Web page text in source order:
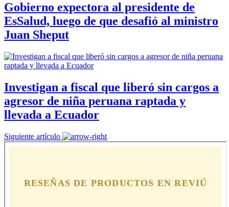
Gobierno expectora al presidente de
EsSalud, luego de que desafió al ministro
Juan Sheput
Investigan a fiscal que liberó sin cargos a
agresor de niña peruana raptada y
llevada a Ecuador
Siguiente artículo